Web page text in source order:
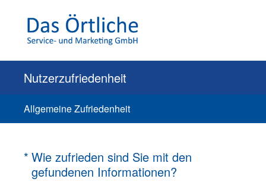
Nutzerzufriedenheit
Allgemeine Zufriedenheit
* Wie zufrieden sind Sie mit den
gefundenen Informationen?
(Erforderlich.)